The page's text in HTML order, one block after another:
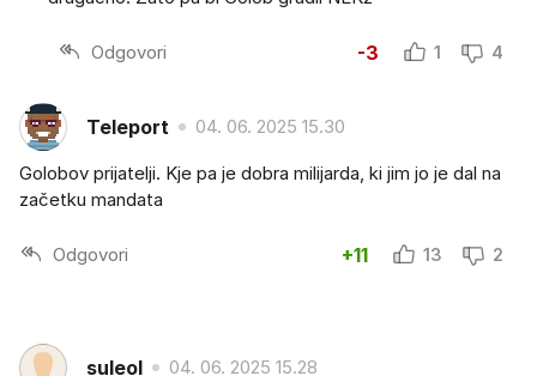
Odgovori -3 1 4
Teleport 04. 06. 2025 15.30
Golobov prijatelji. Kje pa je dobra milijarda, ki jim jo je dal na
začetku mandata
Odgovori +11 13 2
suleol 04. 06. 2025 15.28